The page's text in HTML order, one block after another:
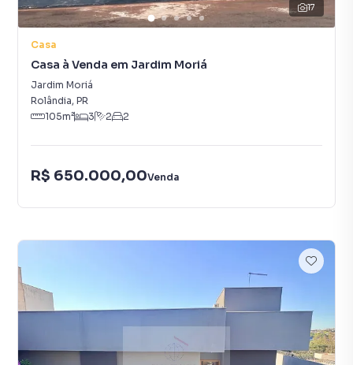
17
Casa
Casa à Venda em Jardim Moriá
Jardim Moriá
Rolândia, PR
105m² 3 2 2
R$ 650.000,00Venda